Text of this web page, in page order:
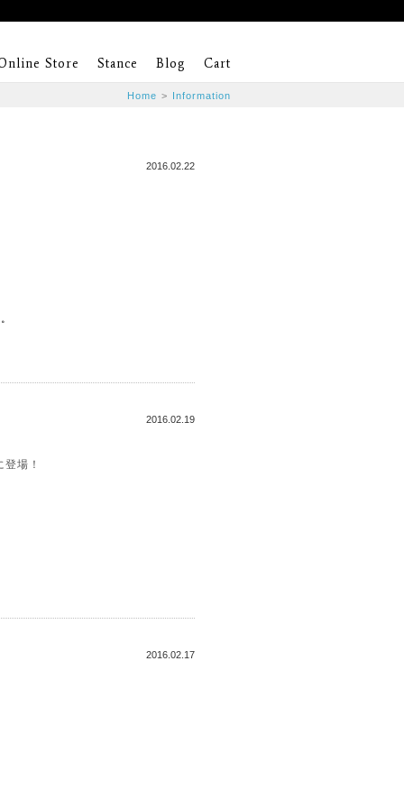
Store Stance Blog Cart
Home > Information
2016.02.22
2016.02.19
場！
2016.02.17